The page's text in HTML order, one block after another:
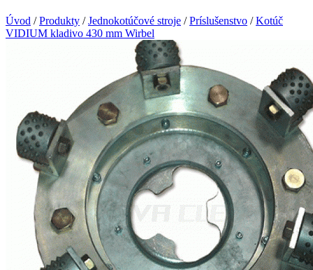
Úvod / Produkty / Jednokotúčové stroje / Príslušenstvo / Kotúč
VIDIUM kladivo 430 mm Wirbel